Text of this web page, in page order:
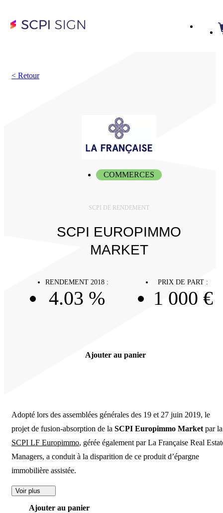
< Retour
COMMERCES
SCPI DE RENDEMENT
SCPI EUROPIMMO
MARKET
RENDEMENT 2018 :
4.03 %
PRIX DE PART :
1 000 €
Ajouter au panier
Adopté lors des assemblées générales des 19 et 27 juin 2019, le
projet de fusion-absorption de la SCPI Europimmo Marketpar la
SCPI LF Europimmo, gérée également par La Française Real
Managers, a conduit à la disparition de ce produit d’épargne
immobilière assistée.
Voir plus
Ajouter au panier